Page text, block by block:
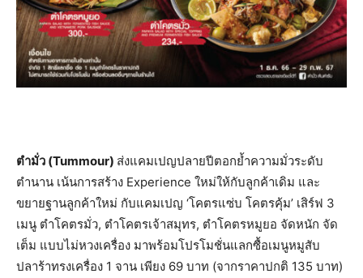
ตำมั่ว (Tummour) ส่งแคมเปญปลายปีตอกย้ำความมั่วระดับ
ตำนาน เน้นการสร้าง Experience ใหม่ให้กับลูกค้าเดิม และ
ขยายฐานลูกค้าใหม่ กับแคมเปญ ‘โคตรแซ่บ โคตรคุ้ม’ เสิร์ฟ 3
เมนู ตำโคตรมั่ว, ตำโคตรเจ้าสมุทร, ตำโคตรหมูยอ จัดหนัก จัด
เต็ม แบบไม่หวงเครื่อง มาพร้อมโปรโมชั่นแลกซื้อเมนูหมูสับ
ปลาร้าทรงเครื่อง 1 จาน เพียง 69 บาท (จากราคาปกติ 135 บาท)